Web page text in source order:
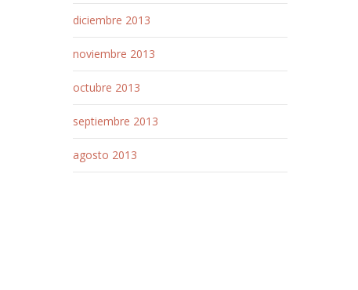
diciembre 2013
noviembre 2013
octubre 2013
septiembre 2013
agosto 2013